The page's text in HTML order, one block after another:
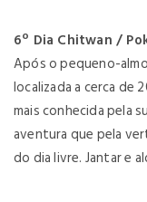
6º Dia Chitwan /
Após o pequeno-
localizada a cerca de
mais conhecida pela
aventura que pela
do dia livre. Jantar e